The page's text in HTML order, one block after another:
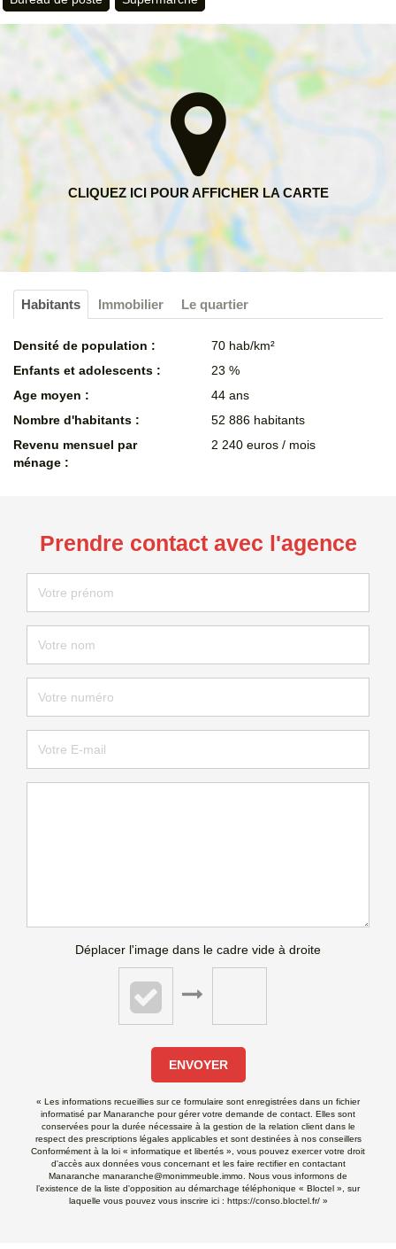
Habitants Immobilier Le quartier
Densité de population :
70 hab/km²
Enfants et adolescents :
23 %
Age moyen :
44 ans
Nombre d'habitants :
52 886 habitants
Revenu mensuel par
ménage :
2 240 euros / mois
Prendre contact avec l'agence
Déplacer l'image dans le cadre vide à droite
ENVOYER
« Les informations recueillies sur ce formulaire sont enregistrées dans un fichier
informatisé par Manaranche pour gérer votre demande de contact. Elles sont
conservées pour la durée nécessaire à la gestion de la relation client dans le
respect des prescriptions légales applicables et sont destinées à nos conseillers
Conformément à la loi « informatique et libertés », vous pouvez exercer votre droit
d'accès aux données vous concernant et les faire rectifier en contactant
Manaranche manaranche@monimmeuble.immo. Nous vous informons de
l’existence de la liste d'opposition au démarchage téléphonique « Bloctel », sur
laquelle vous pouvez vous inscrire ici : https://conso.bloctel.fr/»